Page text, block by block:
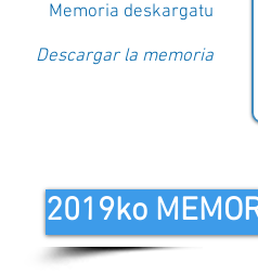
Memoria deskargatu
Descargar la memoria
2019ko